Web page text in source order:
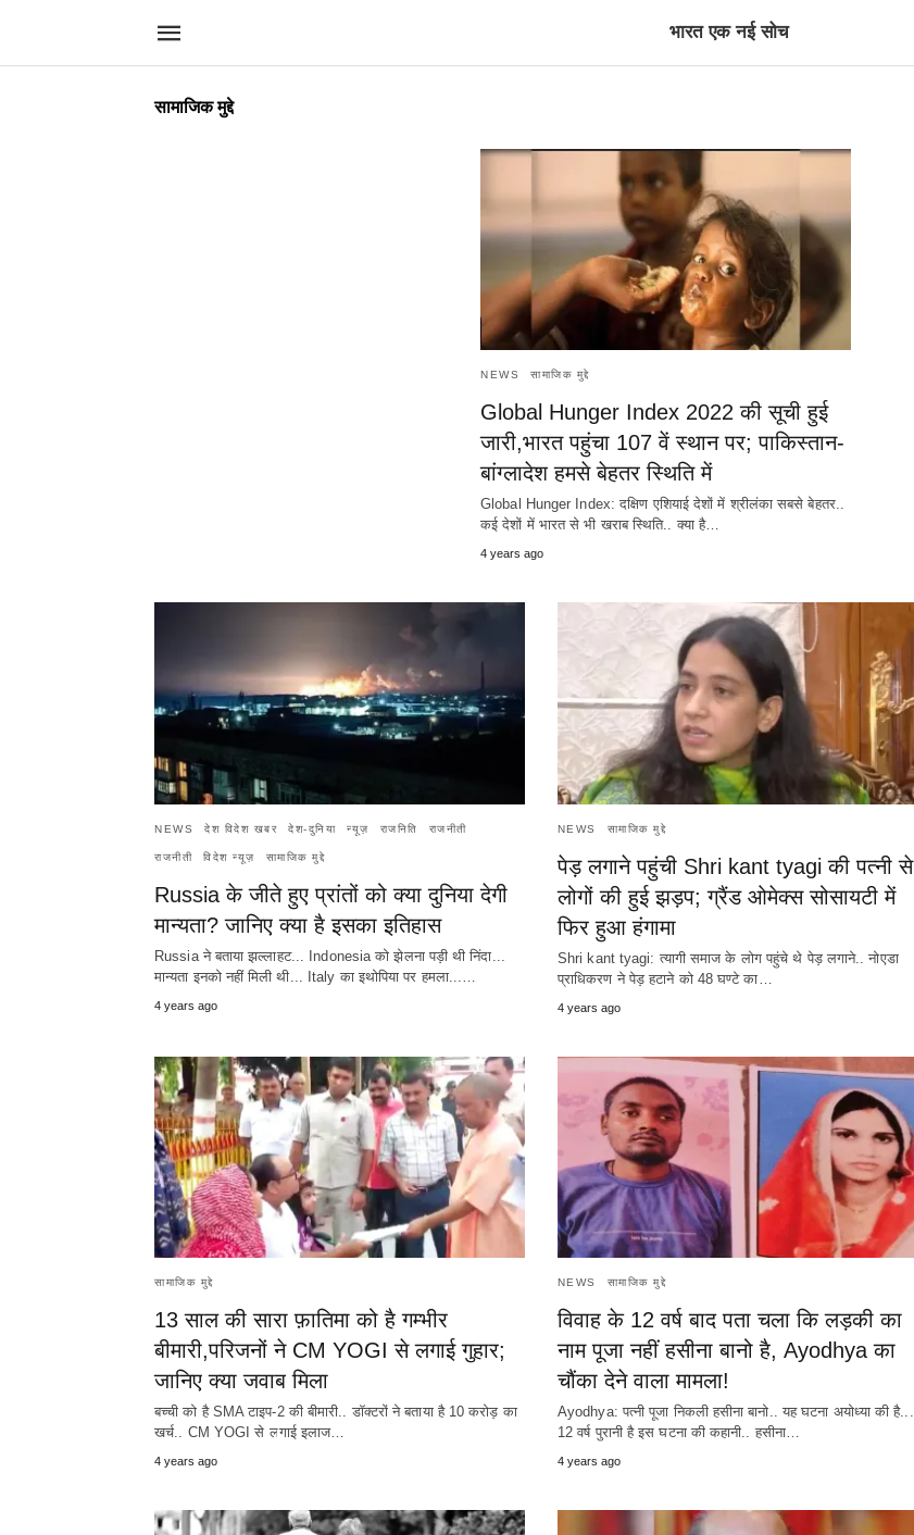
भारत एक नई सोच
सामाजिक मुद्दे
NEWS सामाजिक मुद्दे
Global Hunger Index 2022 की सूची हुई
जारी,भारत पहुंचा 107 वें स्थान पर; पाकिस्तान-
बांग्लादेश हमसे बेहतर स्थिति में
Global Hunger Index: दक्षिण एशियाई देशों में श्रीलंका सबसे बेहतर..
कई देशों में भारत से भी खराब स्थिति.. क्या है…
4 years ago
NEWS देश विदेश खबर देश-दुनिया न्यूज़ राजनिति राजनीती
राजनीती विदेश न्यूज़ सामाजिक मुद्दे
Russia के जीते हुए प्रांतों को क्या दुनिया देगी
मान्यता? जानिए क्या है इसका इतिहास
Russia ने बताया झल्लाहट... Indonesia को झेलना पड़ी थी निंदा...
मान्यता इनको नहीं मिली थी... Italy का इथोपिया पर हमला...…
4 years ago
NEWS सामाजिक मुद्दे
पेड़ लगाने पहुंची Shri kant tyagi की पत्नी से
लोगों की हुई झड़प; ग्रैंड ओमेक्स सोसायटी में
फिर हुआ हंगामा
Shri kant tyagi: त्यागी समाज के लोग पहुंचे थे पेड़ लगाने.. नोएडा
प्राधिकरण ने पेड़ हटाने को 48 घण्टे का…
4 years ago
सामाजिक मुद्दे
13 साल की सारा फ़ातिमा को है गम्भीर
बीमारी,परिजनों ने CM YOGI से लगाई गुहार;
जानिए क्या जवाब मिला
बच्ची को है SMA टाइप-2 की बीमारी.. डॉक्टरों ने बताया है 10 करोड़ का
खर्च.. CM YOGI से लगाई इलाज…
4 years ago
NEWS सामाजिक मुद्दे
विवाह के 12 वर्ष बाद पता चला कि लड़की का
नाम पूजा नहीं हसीना बानो है, Ayodhya का
चौंका देने वाला मामला!
Ayodhya: पत्नी पूजा निकली हसीना बानो.. यह घटना अयोध्या की है....
12 वर्ष पुरानी है इस घटना की कहानी.. हसीना…
4 years ago